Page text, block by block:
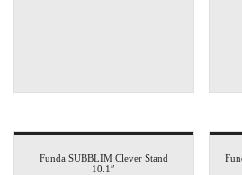
Funda SUBBLIM Clever Stand
10.1″